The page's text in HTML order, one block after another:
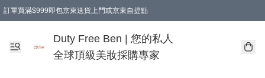
訂單買滿$999即包京東送貨上門或京東自提點
Duty Free Ben | 您的私人
全球頂級美妝採購專家